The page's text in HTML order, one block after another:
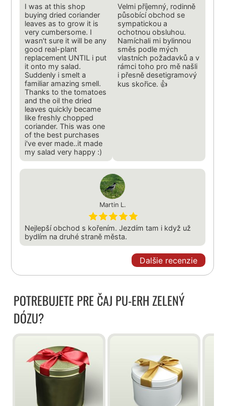
I was at this shop
buying dried coriander
leaves as to grow it is
very cumbersome. I
wasn't sure it will be any
good real-plant
replacement UNTIL i put
it onto my salad.
Suddenly i smelt a
familiar amazing smell.
Thanks to the tomatoes
and the oil the dried
leaves quickly became
like freshly chopped
coriander. This was one
of the best purchases
i've ever made..it made
my salad very happy :)
Velmi příjemný, rodinně
působící obchod se
sympatickou a
ochotnou obsluhou.
Namíchali mi bylinnou
směs podle mých
vlastních požadavků a v
rámci toho pro mě našli
i přesně desetigramový
kus skořice. 👍
Martin L.
Nejlepší obchod s kořením. Jezdím tam i když už
bydlím na druhé straně města.
Dalšie recenzie
POTREBUJETE PRE ČAJ PU-ERH ZELENÝ
DÓZU?